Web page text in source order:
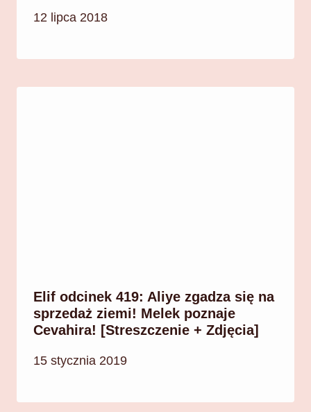
12 lipca 2018
Elif odcinek 419: Aliye zgadza się na
sprzedaż ziemi! Melek poznaje
Cevahira! [Streszczenie + Zdjęcia]
15 stycznia 2019